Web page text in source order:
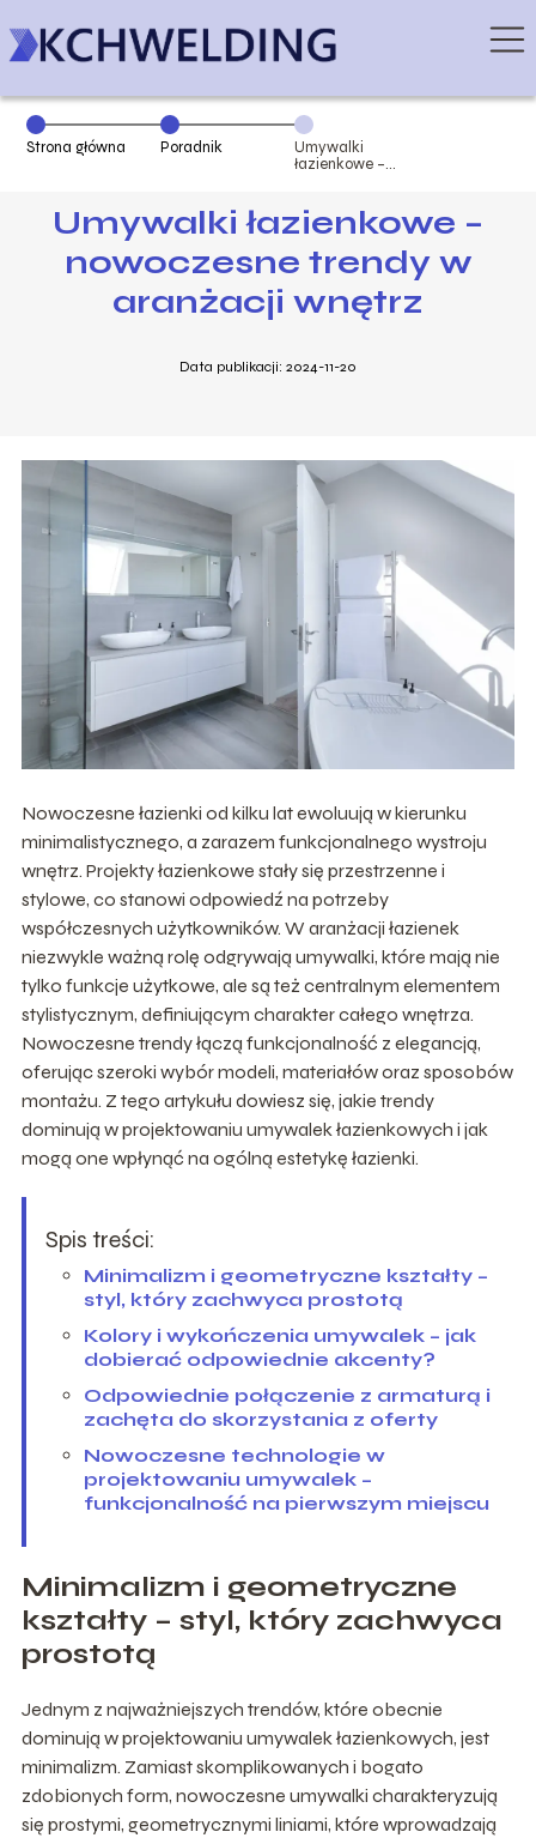
Strona główna Poradnik
Umywalki
łazienkowe –
aranżacji
wnętrz
Umywalki łazienkowe –
nowoczesne trendy w
aranżacji wnętrz
Data publikacji: 2024-11-20
Nowoczesne łazienki od kilku lat ewoluują w kierunku
minimalistycznego, a zarazem funkcjonalnego wystroju
wnętrz. Projekty łazienkowe stały się przestrzenne i
stylowe, co stanowi odpowiedź na potrzeby
współczesnych użytkowników. W aranżacji łazienek
niezwykle ważną rolę odgrywają umywalki, które mają nie
tylko funkcje użytkowe, ale są też centralnym elementem
stylistycznym, definiującym charakter całego wnętrza.
Nowoczesne trendy łączą funkcjonalność z elegancją,
oferując szeroki wybór modeli, materiałów oraz sposobów
montażu. Z tego artykułu dowiesz się, jakie trendy
dominują w projektowaniu umywalek łazienkowych i jak
mogą one wpłynąć na ogólną estetykę łazienki.
Spis treści:
Minimalizm i geometryczne kształty –
styl, który zachwyca prostotą
Kolory i wykończenia umywalek – jak
dobierać odpowiednie akcenty?
Odpowiednie połączenie z armaturą i
zachęta do skorzystania z oferty
Nowoczesne technologie w
projektowaniu umywalek –
funkcjonalność na pierwszym miejscu
Minimalizm i geometryczne
kształty – styl, który zachwyca
prostotą
Jednym z najważniejszych trendów, które obecnie
dominują w projektowaniu umywalek łazienkowych, jest
minimalizm. Zamiast skomplikowanych i bogato
zdobionych form, nowoczesne umywalki charakteryzują
się prostymi, geometrycznymi liniami, które wprowadzają